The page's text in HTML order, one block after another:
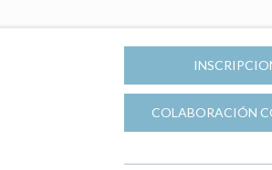
COLABORACIÓN